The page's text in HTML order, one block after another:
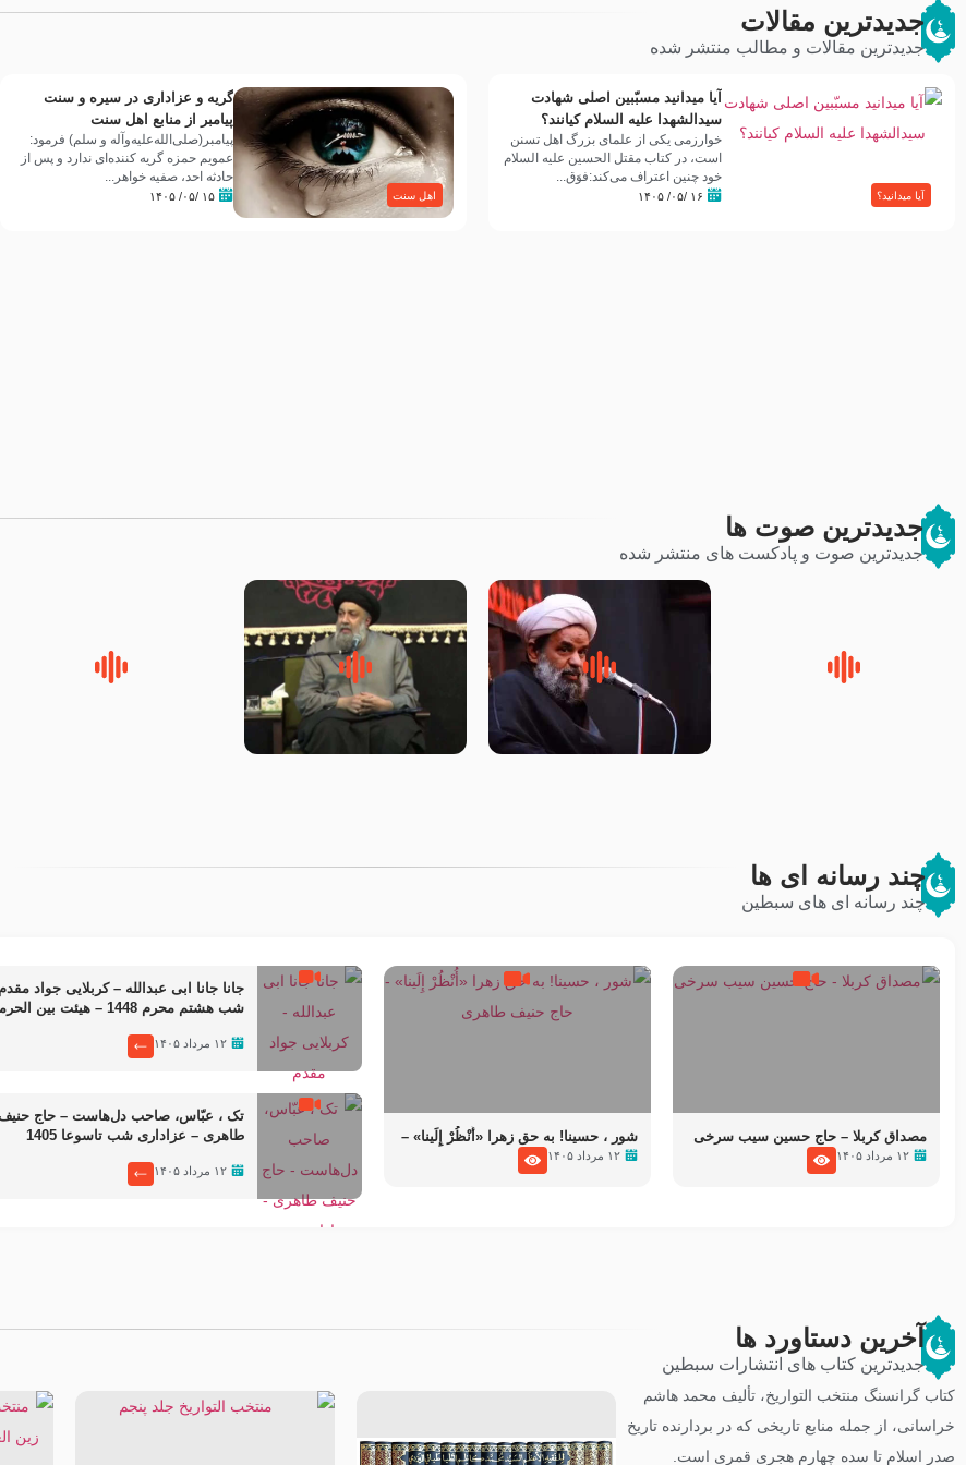
جدیدترین مقالات
جدیدترین مقالات و مطالب منتشر شده
آیا میدانید؟
آیا میدانید مسبّبین اصلی شهادت
سیدالشهدا علیه ‌السلام کیانند؟
خوارزمی یکی از علمای بزرگ اهل تسنن
است، در کتاب مقتل الحسین علیه ‌السلام
خود چنین اعتراف می‌کند:فوَق...
۱۶ /۰۵/ ۱۴۰۵
اهل سنت
گریه و عزاداری در سیره و سنت
پیامبر از منابع اهل سنت
پیامبر(صلی‌الله‌علیه‌وآله و سلم) فرمود:
عمویم حمزه گریه کننده‌ای ندارد و پس از
حادثه احد، صفیه خواهر...
۱۵ /۰۵/ ۱۴۰۵
جدیدترین صوت ها
جدیدترین صوت و پادکست های منتشر شده
روضه جانسوز پاره های جگر امام
حسن مجتبی علیه السلام-حجت
لقب حضرت رقیه سلام الله علیها
به چه معناست – حجت الاسلام
چند رسانه ای ها
چند رسانه ای های سبطین
مصداق کربلا – حاج حسین سیب سرخی
۱۲ مرداد ۱۴۰۵
شور ، حسینا! به‌ حق زهرا «أُنْظُرْ إِلَینا» –
عزاداری شب هفتم ماه محرّم 1405
۱۲ مرداد ۱۴۰۵
جانا جانا ابی عبدالله – کربلایی جواد
شب هشتم محرم 1448 – هیئت بین
۱۲ مرداد ۱۴۰۵
تک ، عبّاس، صاحب دل‌هاست – حاج
طاهری – عزاداری شب تاسوعا 1405
۱۲ مرداد ۱۴۰۵
آخرین دستاورد ها
جدیدترین کتاب های انتشارات سبطین
کتاب گرانسنگ منتخب التواريخ، تألیف محمد هاشم
خراسانی، از جمله منابع تاریخی که در بردارنده تاریخ
صدر اسلام تا سده چهارم هجری قمری است.